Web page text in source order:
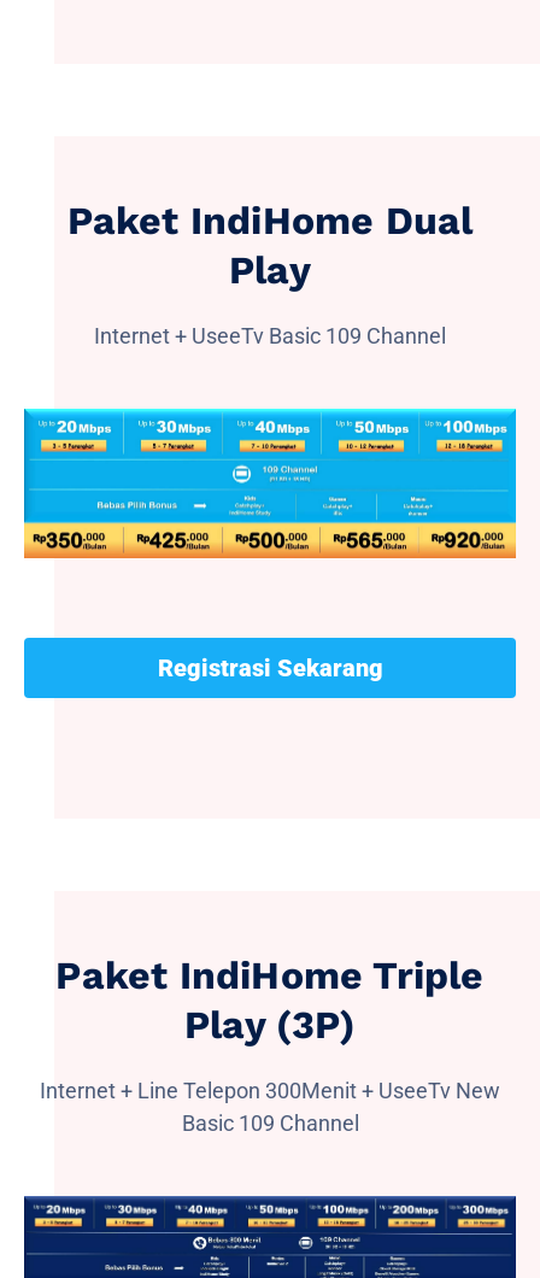
Paket IndiHome Dual
Play
Internet + UseeTv Basic 109 Channel
Registrasi Sekarang
Paket IndiHome Triple
Play (3P)
Internet + Line Telepon 300Menit + UseeTv New
Basic 109 Channel